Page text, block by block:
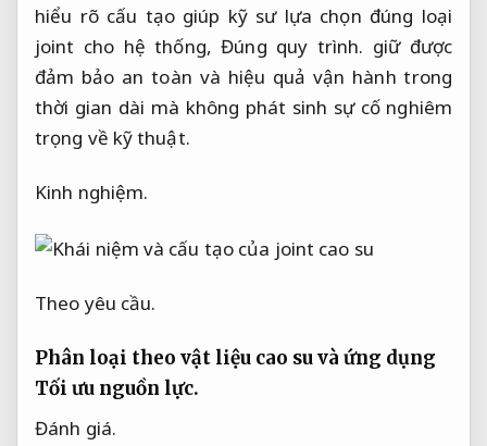
hiểu rõ cấu tạo giúp kỹ sư lựa chọn đúng loại
joint cho hệ thống,Đúng quy trình. giữ được
đảm bảo an toàn và hiệu quả vận hành trong
thời gian dài mà không phát sinh sự cố nghiêm
trọng về kỹ thuật.
Kinh nghiệm.
Theo yêu cầu.
Phân loại theo vật liệu cao su và ứng dụng
Tối ưu nguồn lực.
Đánh giá.